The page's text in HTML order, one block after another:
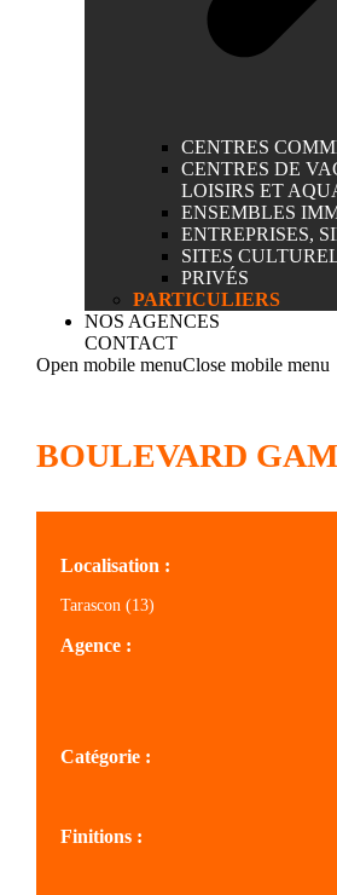
CENTRES
CENTRES DE
LOISIRS ET
ENSEMBLES
ENTREPRISES,
SITES
PRIVÉS
PARTICULIERS
NOS AGENCES
CONTACT
Open mobile menuClose mobile menu
BOULEVARD
Localisation :
Tarascon (13)
Agence :
Catégorie :
Finitions :